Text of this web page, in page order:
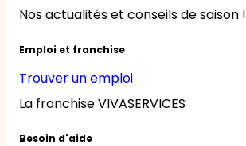
Nos actualités et conseils de saison !
Emploi et franchise
Trouver un emploi
La franchise VIVASERVICES
Besoin d'aide